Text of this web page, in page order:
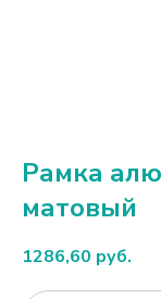
Рамка
матовый
1286,60 руб.